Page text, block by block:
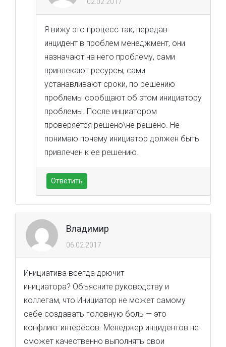
Я вижу это процесс так, передав
инцидент в проблем менеджмент, они
назначают на него проблему, сами
привлекают ресурсы, сами
устанавливают сроки, по решению
проблемы сообщают об этом инициатору
проблемы. После инциатором
проверяется решено\не решено. Не
понимаю почему инициатор должен быть
привлечен к ее решению.
Ответить
Владимир
06.02.2017
Инициатива всегда дрючит
инициатора? Объясните руководству и
коллегам, что Инициатор не может самому
себе создавать головную боль — это
конфликт интересов. Менеджер инцидентов не
сможет качественно выполнять свои